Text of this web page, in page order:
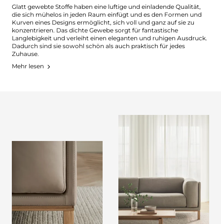
Glatt gewebte Stoffe haben eine luftige und einladende Qualität,
die sich mühelos in jeden Raum einfügt und es den Formen und
Kurven eines Designs ermöglicht, sich voll und ganz auf sie zu
konzentrieren. Das dichte Gewebe sorgt für fantastische
Langlebigkeit und verleiht einen eleganten und ruhigen Ausdruck.
Dadurch sind sie sowohl schön als auch praktisch für jedes
Zuhause.
Mehr lesen